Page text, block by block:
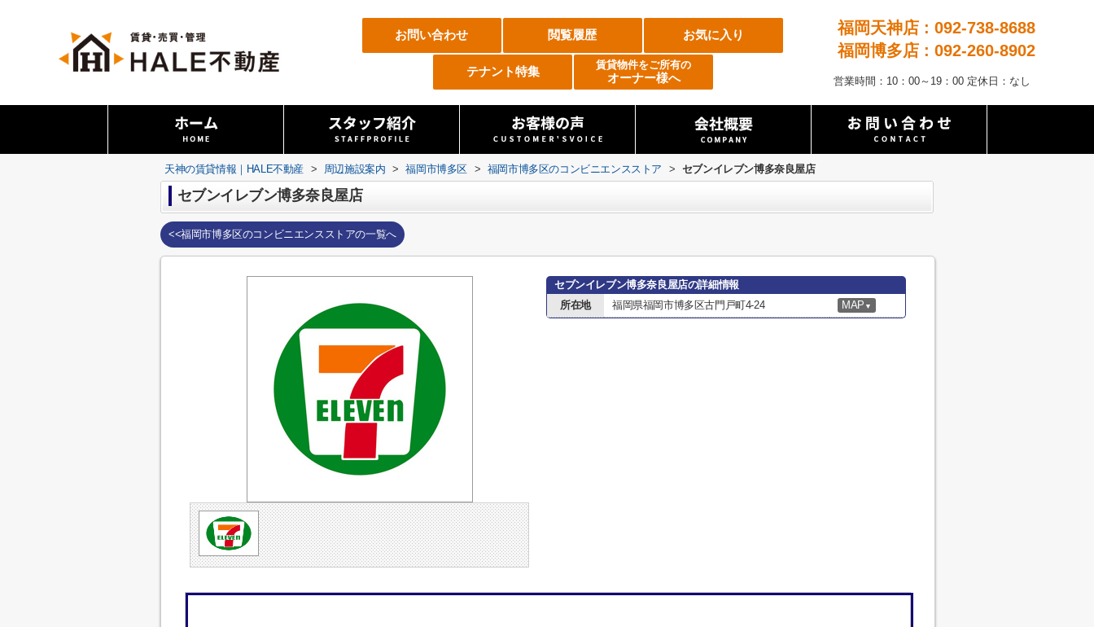
お問い合わせ 閲覧履歴 お気に入り
テナント特集 賃貸物件をご所有の
オーナー様へ
福岡天神店 : 092-738-8688
福岡博多店 : 092-260-8902
営業時間：10：00～19：00 定休日：なし
天神の賃貸情報｜HALE不動産 > 周辺施設案内 > 福岡市博多区 > 福岡市博多区のコンビニエンスストア > セブンイレブン博多奈良屋店
セブンイレブン博多奈良屋店
<<福岡市博多区のコンビニエンスストアの一覧へ
セブンイレブン博多奈良屋店の詳細情報
所在地
福岡県福岡市博多区古門戸町4-24 MAP ▼